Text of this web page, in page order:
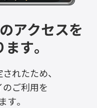
アクセスを
す。
れたため、
ご利用を
す。